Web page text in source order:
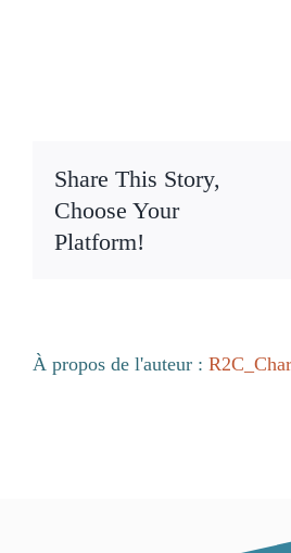
Share This Story,
Choose Your
Platform!
À propos de l'auteur :